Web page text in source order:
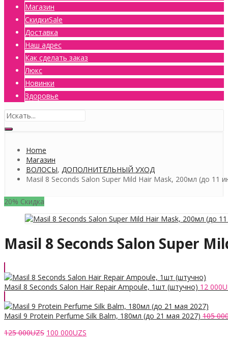
Магазин
СкидкиSale
Доставка
Наш адрес
Как сделать заказ
Люкс
Новинки
Здоровье
Home
Магазин
ВОЛОСЫ, ДОПОЛНИТЕЛЬНЫЙ УХОД
Masil 8 Seconds Salon Super Mild Hair Mask, 200мл (до 11
20% Скидка
Masil 8 Seconds Salon Super
Masil 8 Seconds Salon Hair Repair Ampoule, 1шт (штучно) 12 000
Masil 9 Protein Perfume Silk Balm, 180мл (до 21 мая 2027) 105
125 000UZS Первоначальная
100 000UZS